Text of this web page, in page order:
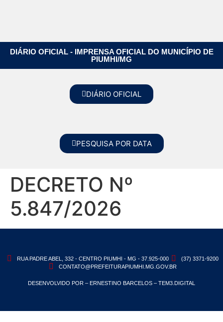
DIÁRIO OFICIAL - IMPRENSA OFICIAL DO MUNICÍPIO DE
PIUMHI/MG
DIÁRIO OFICIAL
PESQUISA POR DATA
DECRETO Nº
5.847/2026
RUA PADRE ABEL, 332 - CENTRO PIUMHI - MG - 37.925-000
(37) 3371-9200
CONTATO@PREFEITURAPIUMHI.MG.GOV.BR
DESENVOLVIDO POR – ERNESTINO BARCELOS – TEM3.DIGITAL